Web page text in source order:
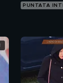
PUNTATA